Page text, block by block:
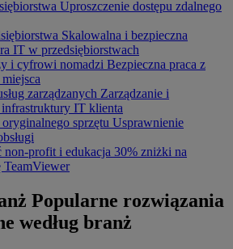
Uproszczenie dostępu zdalnego
Skalowalna i bezpieczna
IT w przedsiębiorstwach
i cyfrowi nomadzi Bezpieczna praca z
zarządzanych Zarządzanie i
IT klienta
sprzętu Usprawnienie
non-profit i edukacja 30% zniżki na
TeamViewer
Popularne rozwiązania
według branż